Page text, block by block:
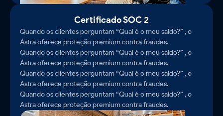
Certificado SOC 2
Quando os clientes perguntam “Qual é o meu saldo?” , o
Astra oferece proteção premium contra fraudes.
Quando os clientes perguntam “Qual é o meu saldo?” , o
Astra oferece proteção premium contra fraudes.
Quando os clientes perguntam “Qual é o meu saldo?” , o
Astra oferece proteção premium contra fraudes.
Quando os clientes perguntam “Qual é o meu saldo?” , o
Astra oferece proteção premium contra fraudes.